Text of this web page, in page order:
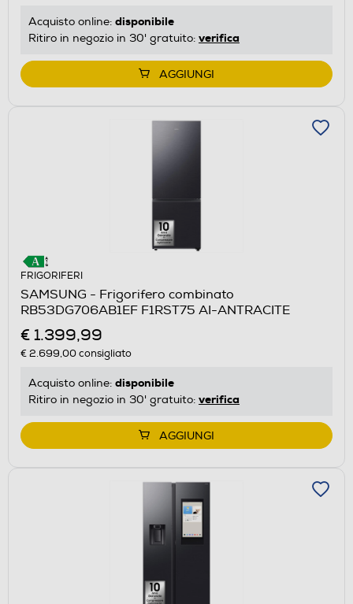
Acquisto online: disponibile
Ritiro in negozio in 30' gratuito: verifica
AGGIUNGI
FRIGORIFERI
SAMSUNG - Frigorifero combinato
RB53DG706AB1EF F1RST75 AI-ANTRACITE
€ 1.399,99
€ 2.699,00consigliato
Acquisto online: disponibile
Ritiro in negozio in 30' gratuito: verifica
AGGIUNGI